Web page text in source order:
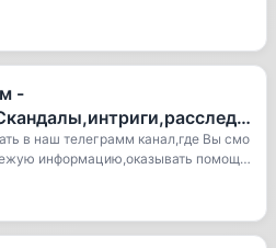
-
жизнь и много
в наш телеграмм канал,где Вы смо
информацию,оказывать помощь